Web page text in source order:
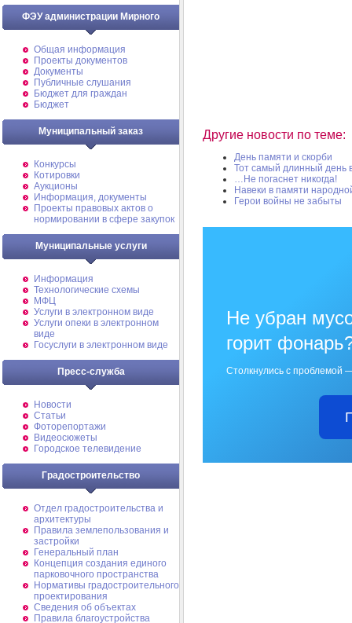
ФЭУ администрации Мирного
Общая информация
Проекты документов
Документы
Публичные слушания
Бюджет для граждан
Бюджет
Муниципальный заказ
Конкурсы
Котировки
Аукционы
Информация, документы
Проекты правовых актов о
нормировании в сфере закупок
Муниципальные услуги
Информация
Технологические схемы
МФЦ
Услуги в электронном виде
Услуги опеки в электронном
виде
Госуслуги в электронном виде
Пресс-служба
Новости
Статьи
Фоторепортажи
Видеосюжеты
Городское телевидение
Градостроительство
Отдел градостроительства и
архитектуры
Правила землепользования и
застройки
Генеральный план
Концепция создания единого
парковочного пространства
Нормативы градостроительного
проектирования
Сведения об объектах
Правила благоустройства
Другие новости по теме:
День памяти и скорби
Тот самый длинный день
…Не погаснет никогда!
Навеки в памяти
Герои войны не забыты
Не убран
горит
Столкнулись с проблемой